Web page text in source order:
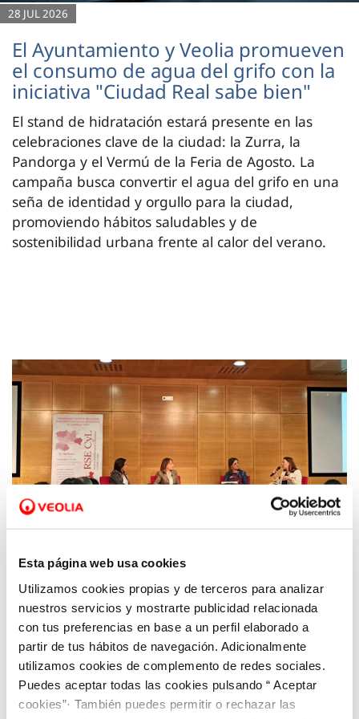
Esta página web usa cookies
Utilizamos cookies propias y de terceros para analizar
nuestros servicios y mostrarte publicidad relacionada
con tus preferencias en base a un perfil elaborado a
partir de tus hábitos de navegación. Adicionalmente
utilizamos cookies de complemento de redes sociales.
Puedes aceptar todas las cookies pulsando “ Aceptar
cookies”· También puedes permitir o rechazar las
28 JUL 2026
El Ayuntamiento y Veolia promueven
el consumo de agua del grifo con la
iniciativa "Ciudad Real sabe bien"
El stand de hidratación estará presente en las
celebraciones clave de la ciudad: la Zurra, la
Pandorga y el Vermú de la Feria de Agosto. La
campaña busca convertir el agua del grifo en una
seña de identidad y orgullo para la ciudad,
promoviendo hábitos saludables y de
sostenibilidad urbana frente al calor del verano.
10 ENE 2020
Aquona despliega su estrategia de
sostenibilidad y compromiso social en el
Foro de Responsabilidad Social Empresarial
de Castilla y León